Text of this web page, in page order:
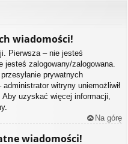
wiadomości!
Pierwsza – nie jesteś
zalogowany/zalogowana.
prywatnych
witryny uniemożliwił
uzyskać więcej informacji,
Na górę
wiadomości!